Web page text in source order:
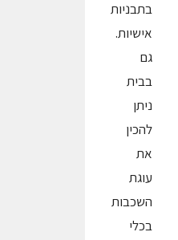
בתבניות
אישיות.
גם
בבית
ניתן
להכין
את
עוגת
השכבות
בכלי